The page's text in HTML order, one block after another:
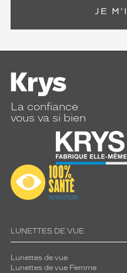
JE
La confiance
vous va si bien
LUNETTES DE VUE
Lunettes de vue
Lunettes de vue Femme